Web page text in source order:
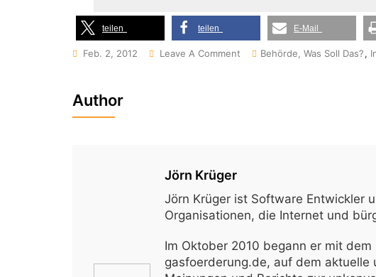
teilen teilen E-Mail
Feb. 2, 2012 Leave A Comment
Der
Förderung
Schiefergas
Behörde, Was Soll Das?,
Author
Jörn Krüger
Jörn Krüger ist Software Entwickler
Organisationen, die Internet und
Im Oktober 2010 begann er mit
gasfoerderung.de, auf dem aktuelle